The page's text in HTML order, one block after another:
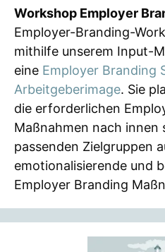
Workshop Employer
Employer-Branding-
mithilfe unserem Input-
eine Employer Branding
Arbeitgeberimage. Sie
die erforderlichen
Maßnahmen nach innen
passenden Zielgruppen
emotionalisierende und
Employer Branding